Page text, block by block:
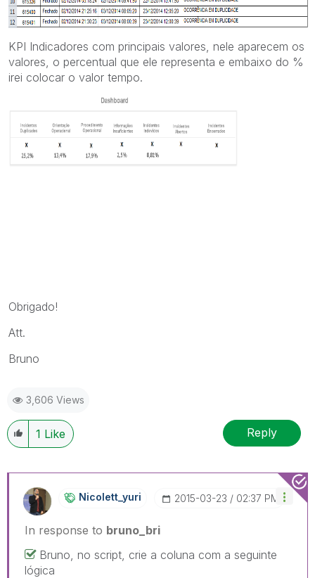
KPI Indicadores com principais valores, nele aparecem os
valores, o percentual que ele representa e embaixo do %
irei colocar o valor tempo.
Obrigado!
Att.
Bruno
3,606 Views
1 Like Reply
Nicolett_yuri ‎2015-03-23 02:37 PM
In response to bruno_bri
Bruno, no script, crie a coluna com a seguinte
lógica